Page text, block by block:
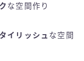
な空間作り
イリッシュ な空間